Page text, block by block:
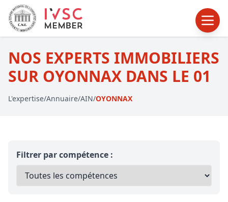
NOS EXPERTS IMMOBILIERS
SUR OYONNAX DANS LE 01
L'expertise/Annuaire/AIN/OYONNAX
Filtrer par compétence :